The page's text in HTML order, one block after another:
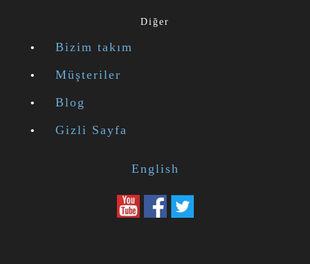
Diğer
Bizim takım
Müşteriler
Blog
Gizli Sayfa
English